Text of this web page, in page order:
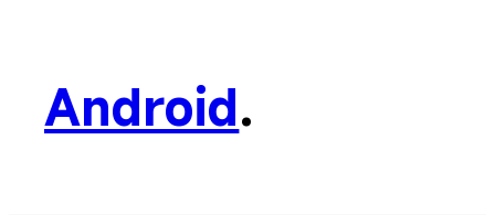
Android.